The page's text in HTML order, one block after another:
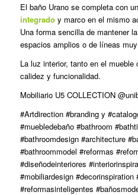
El baño Urano se completa con un
integradoy marco en el mismo
Una forma sencilla de mantener la
espacios amplios o de líneas
La luz interior, tanto en el
calidez y funcionalidad.
Mobiliario U5 COLLECTION
#Artdirection #branding y
#muebledebaño #bathroom
#bathroomdesign #architecture
#bathroommodel #reformas
#diseñodeinteriores
#mobiliardesign #decorinspiration
#reformasinteligentes